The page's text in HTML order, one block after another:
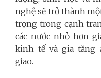
nghệ sẽ trở thành
trọng trong cạnh
các nước nhỏ hơn
kinh tế và gia tăng
giao.